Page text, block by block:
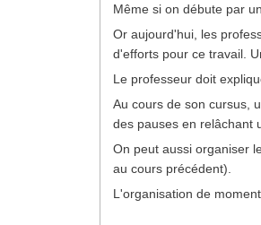
Même si on débute par
Or aujourd'hui, les
d'efforts pour ce travail.
Le professeur doit
Au cours de son cursus,
des pauses en relâchant
On peut aussi organiser
au cours précédent).
L'organisation de